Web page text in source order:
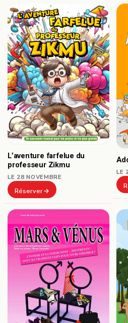
L’aventure farfelue du
professeur Zikmu
LE 28 NOVEMBRE
Réserver
LE